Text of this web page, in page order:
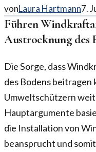
vonLaura Hartmann7.
Führen
Austrocknung des
Die Sorge, dass
des Bodens
Umweltschützern
Hauptargumente
die Installation von
beansprucht und